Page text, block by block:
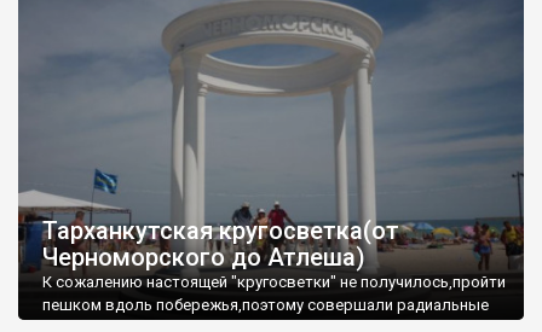
Тарханкутская кругосветка(от
Черноморского до Атлеша)
К сожалению настоящей "кругосветки" не получилось,пройти
пешком вдоль побережья,поэтому совершали радиальные